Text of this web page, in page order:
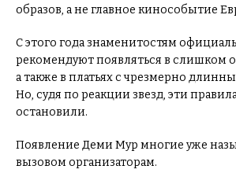
образов, а не главное кинособытие
С этого года знаменитостям
рекомендуют появляться в слишком
а также в платьях с чрезмерно
Но, судя по реакции звезд, эти
остановили.
Появление Деми Мур многие уже
вызовом организаторам.